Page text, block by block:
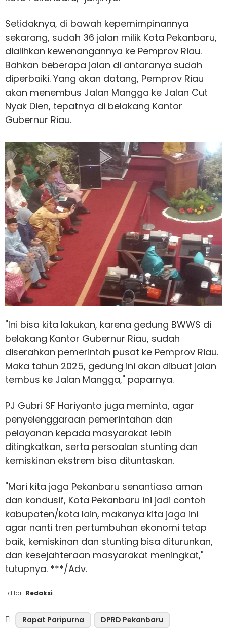
Setidaknya, di bawah kepemimpinannya
sekarang, sudah 36 jalan milik Kota Pekanbaru,
dialihkan kewenangannya ke Pemprov Riau.
Bahkan beberapa jalan di antaranya sudah
diperbaiki. Yang akan datang, Pemprov Riau
akan menembus Jalan Mangga ke Jalan Cut
Nyak Dien, tepatnya di belakang Kantor
Gubernur Riau.
"Ini bisa kita lakukan, karena gedung BWWS di
belakang Kantor Gubernur Riau, sudah
diserahkan pemerintah pusat ke Pemprov Riau.
Maka tahun 2025, gedung ini akan dibuat jalan
tembus ke Jalan Mangga," paparnya.
PJ Gubri SF Hariyanto juga meminta, agar
penyelenggaraan pemerintahan dan
pelayanan kepada masyarakat lebih
ditingkatkan, serta persoalan stunting dan
kemiskinan ekstrem bisa dituntaskan.
"Mari kita jaga Pekanbaru senantiasa aman
dan kondusif, Kota Pekanbaru ini jadi contoh
kabupaten/kota lain, makanya kita jaga ini
agar nanti tren pertumbuhan ekonomi tetap
baik, kemiskinan dan stunting bisa diturunkan,
dan kesejahteraan masyarakat meningkat,"
tutupnya. ***/Adv.
Editor : Redaksi
Rapat Paripurna DPRD Pekanbaru